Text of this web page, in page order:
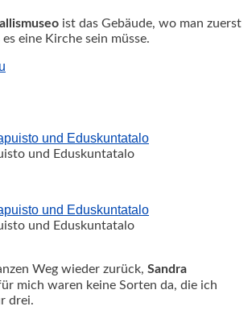
ist das Gebäude, wo man zuerst
eine Kirche sein müsse.
und Eduskuntatalo
und Eduskuntatalo
Weg wieder zurück, Sandra
mich waren keine Sorten da, die ich
drei.